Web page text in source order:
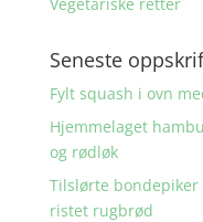
Seneste
Fylt squash i ovn
Hjemmelaget
og rødløk
Tilslørte
ristet rugbrød